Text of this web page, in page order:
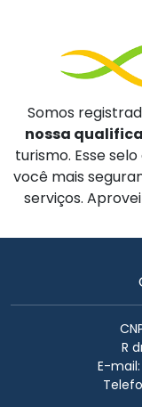
Somos
nossa
turismo. Esse
você mais
serviços.
R
E-mail: